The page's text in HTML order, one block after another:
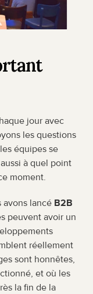
jour avec
les questions
équipes se
à quel point
moment.
avons lancé B2B
peuvent avoir un
réellement
sont honnêtes,
et où les
la fin de la